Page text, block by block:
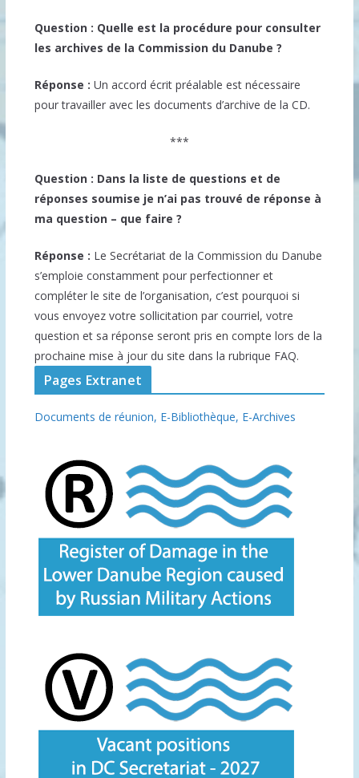
Question : Quelle est la procédure pour consulter
les archives de la Commission du Danube ?
Réponse : Un accord écrit préalable est nécessaire
pour travailler avec les documents d’archive de la CD.
***
Question : Dans la liste de questions et de
réponses soumise je n’ai pas trouvé de réponse à
ma question – que faire ?
Réponse : Le Secrétariat de la Commission du Danube
s’emploie constamment pour perfectionner et
compléter le site de l’organisation, c’est pourquoi si
vous envoyez votre sollicitation par courriel, votre
question et sa réponse seront pris en compte lors de la
prochaine mise à jour du site dans la rubrique FAQ.
Pages Extranet
Documents de réunion, E-Bibliothèque, E-Archives